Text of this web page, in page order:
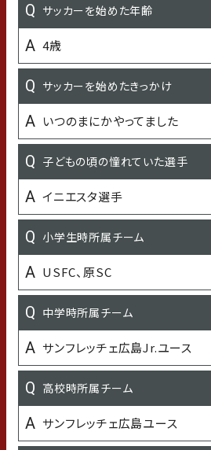
サッカーを始めた年齢
4歳
サッカーを始めたきっかけ
いつのまにかやってました
子どもの頃の憧れていた選手
イニエスタ選手
小学生時所属チーム
USFC、原SC
中学時所属チーム
サンフレッチェ広島Jr.ユース
高校時所属チーム
サンフレッチェ広島ユース
霜降り明星、真空ジェシカ、ヨネダ
好きな女性
長濱ねる、
ONE PIECE、
好きなTV番組 or
さんまの向上委員会、ブレイキング
失敗を避ける人